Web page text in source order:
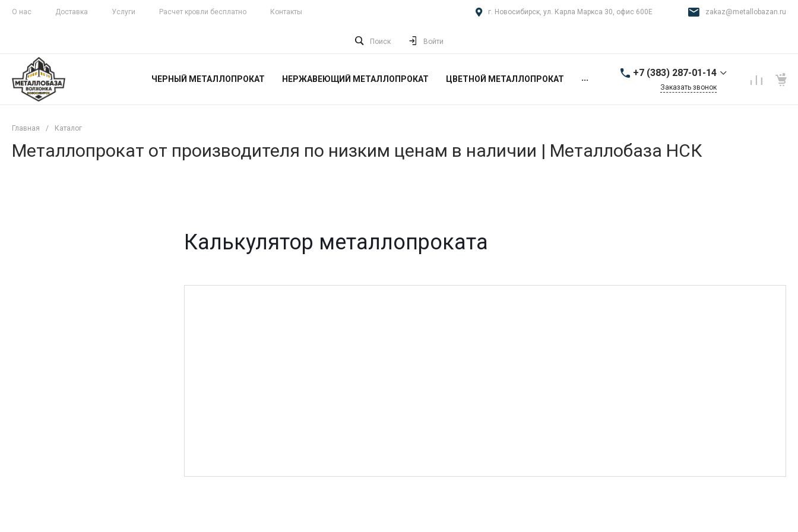
О нас Доставка Услуги Расчет кровли бесплатно Контакты г. Новосибирск, ул. Карла Маркса 30, офис 600Е zakaz@metallobazan.ru
Поиск Войти
ЧЕРНЫЙ МЕТАЛЛОПРОКАТ НЕРЖАВЕЮЩИЙ МЕТАЛЛОПРОКАТ ЦВЕТНОЙ МЕТАЛЛОПРОКАТ ... +7 (383) 287-01-14
9:00-18:00 пн-пт
Заказать звонок
Главная / Каталог
Металлопрокат от производителя по низким ценам в наличии | Металлобаза НСК
Калькулятор металлопроката